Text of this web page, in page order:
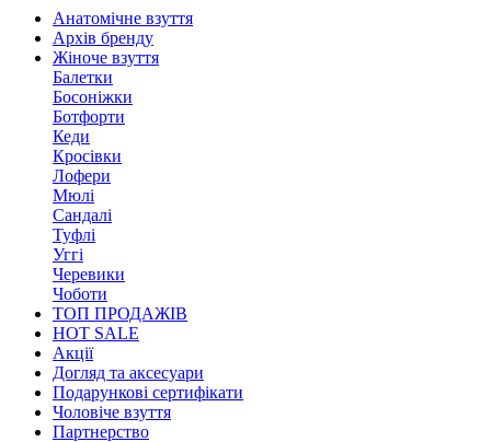
Анатомічне взуття
Архів бренду
Жіноче взуття
Балетки
Босоніжки
Ботфорти
Кеди
Кросівки
Лофери
Мюлі
Сандалі
Туфлі
Уггі
Черевики
Чоботи
ТОП ПРОДАЖІВ
HOT SALE
Акції
Догляд та аксесуари
Подарункові сертифікати
Чоловіче взуття
Партнерство